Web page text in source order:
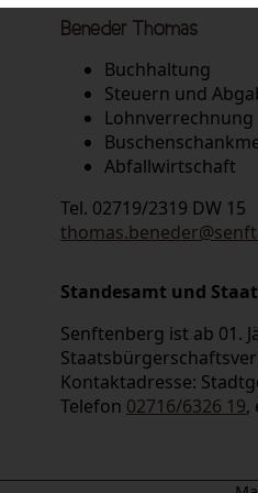
Beneder
Buchhaltung
Steuern und
Abfallwirtschaft
Tel. 02719/2319 DW 15
Standesamt und
Senftenberg ist ab 01.
Kontaktadresse:
Telefon 02716/6326 19,